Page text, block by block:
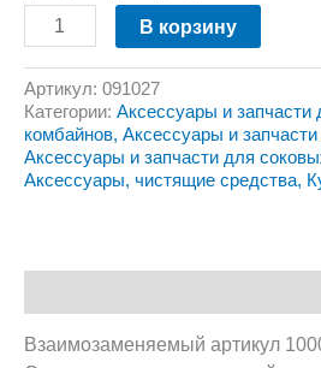
В корзину
Артикул: 091027
Категории: Аксессуары и запчасти
комбайнов, Аксессуары и
Аксессуары и запчасти для
Аксессуары, чистящие средства,
Взаимозаменяемый артикул